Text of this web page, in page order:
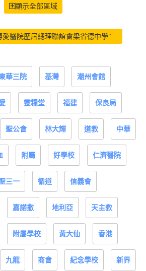
顯示全部區域
醫院歷屆總理聯誼會梁省德中學"
華三院 基灣 潮州會館
靈糧堂 福建 保良局
聖公會 林大輝 道教 中華
附屬 好學校 仁濟醫院
三一 循道 信義會
嘉諾撒 地利亞 天主教
附屬學校 黃大仙 香港
九龍 商會 紀念學校 新界